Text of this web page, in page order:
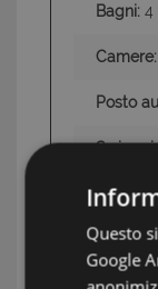
Bagni: 4
Camere:
Posto
Aria
Giardino:
Questo
Google